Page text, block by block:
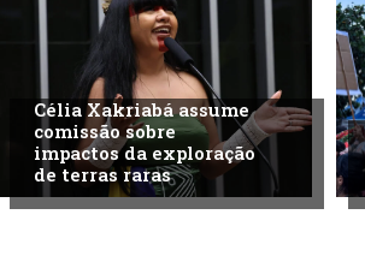
Célia Xakriabá assume
comissão sobre
impactos da exploração
de terras raras